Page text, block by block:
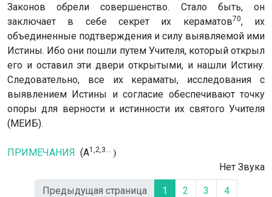
Законов обрели совершенство. Стало быть, он
заключает в себе секрет их кераматов70, их
объединенные подтверждения и силу выявляемой ими
Истины. Ибо они пошли путем Учителя, который открыл
его и оставил эти двери открытыми, и нашли Истину.
Следовательно, все их кераматы, исследования с
выявлением Истины и согласие обеспечивают точку
опоры для верности и истинности их святого Учителя
(МЕИБ).
ПРИМЕЧАНИЯ (A1,2,3... )
Нет Звука
Предыдущая страница 1 2 3
4